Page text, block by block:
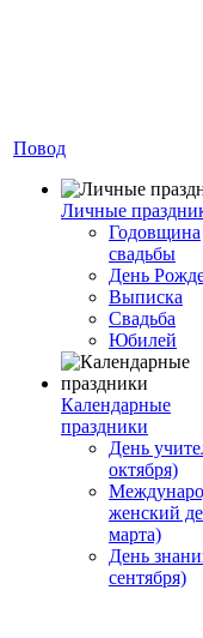
Повод
Личные
Годовщина
свадьбы
День
Выписка
Свадьба
Юбилей
Календарные
праздники
День
октября)
женский
марта)
День
сентября)